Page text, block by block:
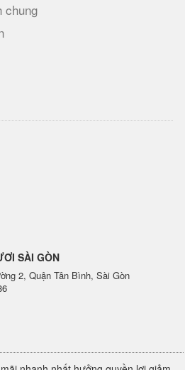
chung
SÀI GÒN
2, Quận Tân Bình, Sài Gòn